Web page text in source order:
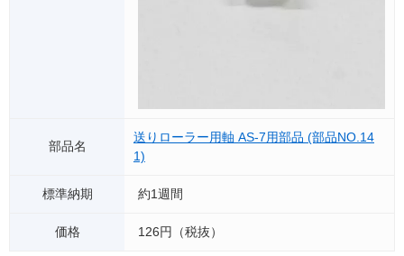
送りローラー用軸 AS-7用部品 (部品NO.14
1)
約1週間
126円（税抜）